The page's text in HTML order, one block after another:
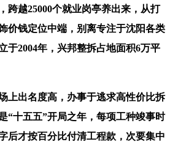
跨越25000个就业岗亭养出来，从打
价钱定位中端，别离专注于沈阳各类
于2004年，兴邦整拆占地面积6万平
出名度高，办事于逃求高性价比拆
“十五五”开局之年，每项工种竣事时
后才按百分比付清工程款，次要集中